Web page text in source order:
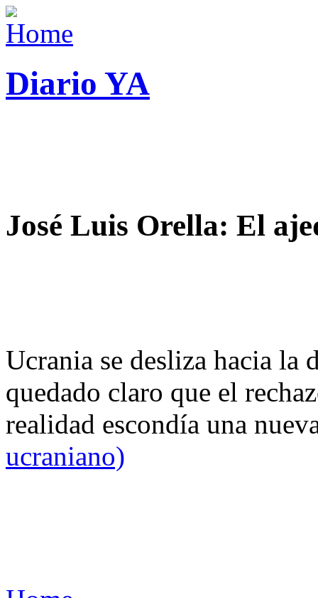
Diario YA
José Luis Orella: El
Ucrania se desliza hacia
quedado claro que el
realidad escondía una
ucraniano)